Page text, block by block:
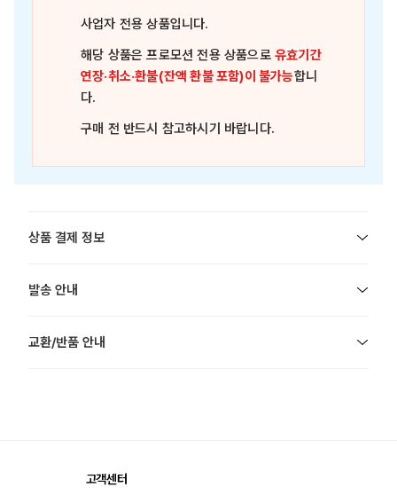
사업자 전용 상품입니다.
해당 상품은프로모션 전용 상품으로유효기간
연장·취소·환불(잔액 환불 포함)이 불가능합니
다.
구매 전 반드시 참고하시기 바랍니다.
상품 결제 정보
발송 안내
교환/반품 안내
고객센터